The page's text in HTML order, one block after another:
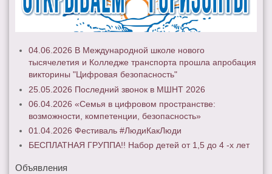
04.06.2026 В Международной школе нового
тысячелетия и Колледже транспорта прошла апробация
викторины "Цифровая безопасность"
25.05.2026 Последний звонок в МШНТ 2026
06.04.2026 «Семья в цифровом пространстве:
возможности, компетенции, безопасность»
01.04.2026 Фестиваль #ЛюдиКакЛюди
БЕСПЛАТНАЯ ГРУППА!! Набор детей от 1,5 до 4 -х лет
Объявления